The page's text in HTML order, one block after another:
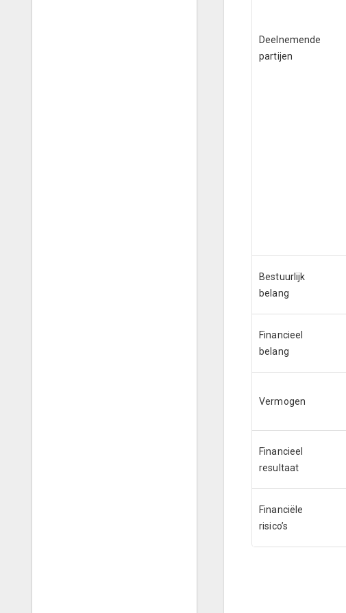
Deelnemende
partijen
Bestuurlijk
belang
Financieel
belang
Vermogen
Financieel
resultaat
Financiële
risico’s